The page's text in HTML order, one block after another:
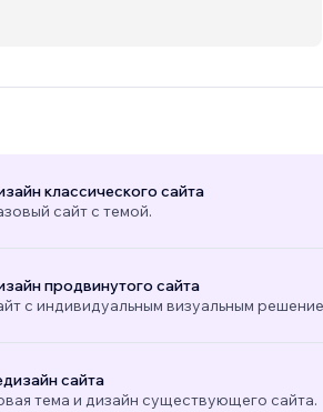
классического сайта
сайт с темой.
продвинутого сайта
с индивидуальным визуальным
сайта
тема и дизайн существующего сайта.